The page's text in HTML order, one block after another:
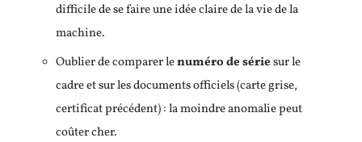
difficile de se faire une idée claire de la vie de la
machine.
Oublier de comparer lenuméro de sériesur le
cadre et sur les documents officiels (carte grise,
certificat précédent) : la moindre anomalie peut
coûter cher.